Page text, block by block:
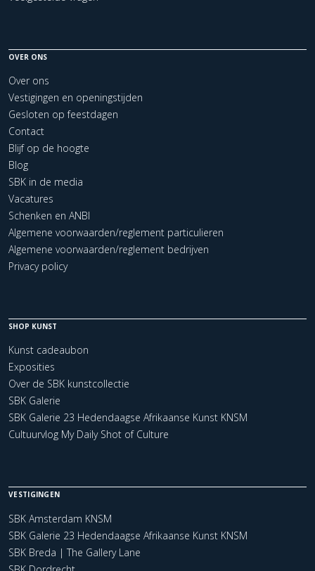
OVER ONS
Over ons
Vestigingen en openingstijden
Gesloten op feestdagen
Contact
Blijf op de hoogte
Blog
SBK in de media
Vacatures
Schenken en ANBI
Algemene voorwaarden/reglement particulieren
Algemene voorwaarden/reglement bedrijven
Privacy policy
SHOP KUNST
Kunst cadeaubon
Exposities
Over de SBK kunstcollectie
SBK Galerie
SBK Galerie 23 Hedendaagse Afrikaanse Kunst KNSM
Cultuurvlog My Daily Shot of Culture
VESTIGINGEN
SBK Amsterdam KNSM
SBK Galerie 23 Hedendaagse Afrikaanse Kunst KNSM
SBK Breda | The Gallery Lane